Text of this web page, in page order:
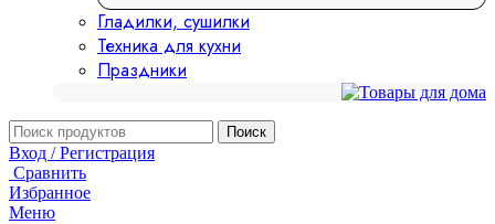
Гладилки, сушилки
Техника для кухни
Праздники
Поиск
Вход / Регистрация
Сравнить
Избранное
Меню